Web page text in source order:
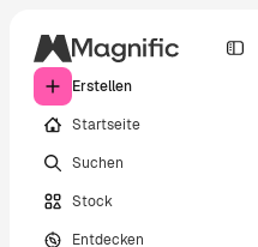
Erstellen
Startseite
Suchen
Stock
Entdecken